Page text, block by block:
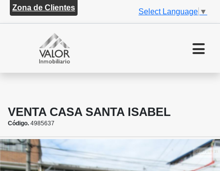
Zona de Clientes Select Language ▼
VENTA CASA SANTA ISABEL
Código. 4985637